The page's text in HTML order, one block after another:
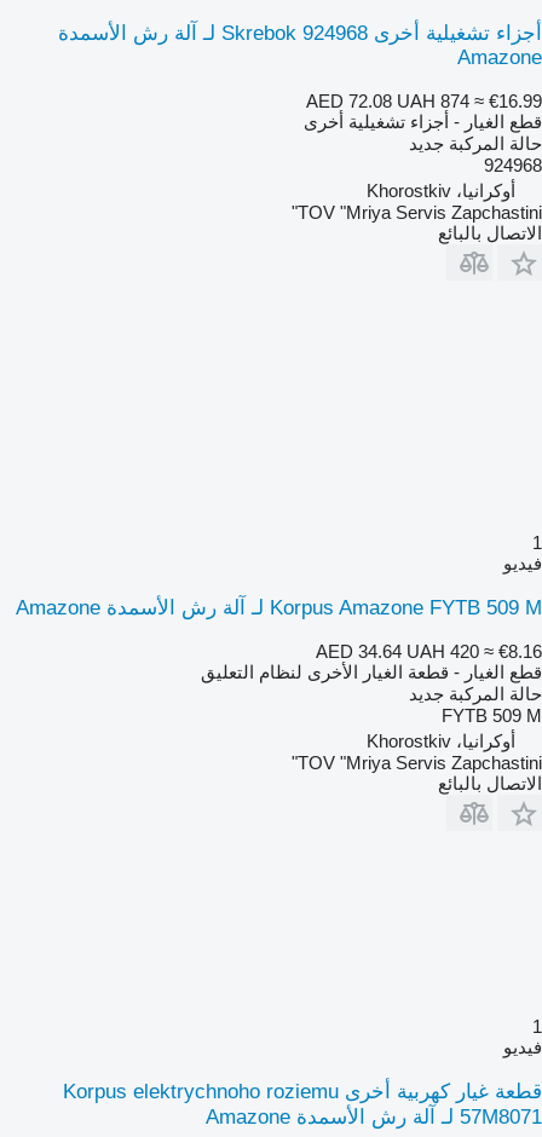
أجزاء تشغيلية أخرى Skrebok 924968 لـ آلة رش الأسمدة
Amazone
AED 72.08 UAH 874 ≈ €16.99
قطع الغيار - أجزاء تشغيلية أخرى
حالة المركبة جديد
924968
أوكرانيا، Khorostkiv
TOV "Mriya Servis Zapchastini"
الاتصال بالبائع
1
فيديو
Korpus Amazone FYTB 509 M لـ آلة رش الأسمدة Amazone
AED 34.64 UAH 420 ≈ €8.16
قطع الغيار - قطعة الغيار الأخرى لنظام التعليق
حالة المركبة جديد
FYTB 509 M
أوكرانيا، Khorostkiv
TOV "Mriya Servis Zapchastini"
الاتصال بالبائع
1
فيديو
قطعة غيار كهربية أخرى Korpus elektrychnoho roziemu
57M8071 لـ آلة رش الأسمدة Amazone